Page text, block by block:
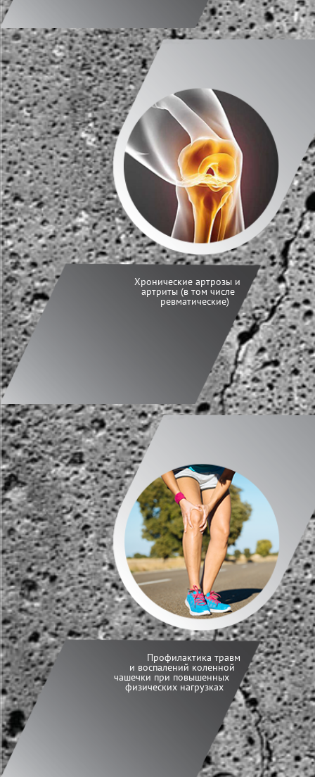
Хронические артрозы и
артриты (в том числе
ревматические)
Профилактика травм
и воспалений коленной
чашечки при повышенных
физических нагрузках